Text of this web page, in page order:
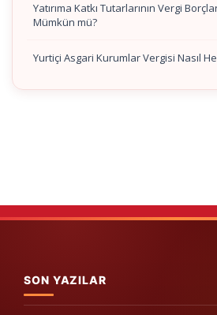
Yatırıma Katkı Tutarlarının Vergi
Mümkün mü?
Yurtiçi Asgari Kurumlar Vergisi Nasıl
SON YAZILAR